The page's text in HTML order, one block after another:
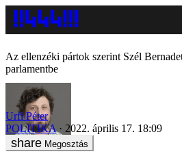
Az ellenzéki pártok szerint Szél
parlamentbe
Urfi Péter
POLITIKA
2022. április 17. 18:09
Megosztás